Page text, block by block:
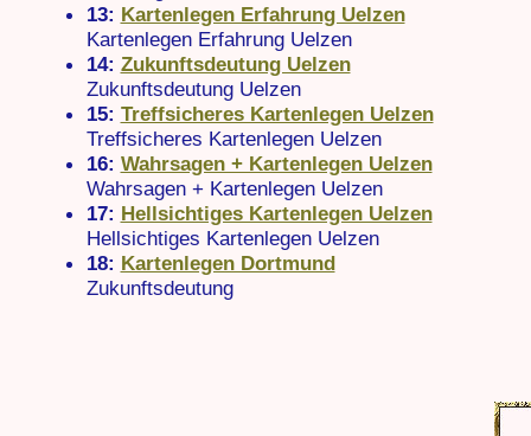
13: Kartenlegen Erfahrung Uelzen
Kartenlegen Erfahrung Uelzen
14: Zukunftsdeutung Uelzen
Zukunftsdeutung Uelzen
15: Treffsicheres Kartenlegen Uelzen
Treffsicheres Kartenlegen Uelzen
16: Wahrsagen + Kartenlegen Uelzen
Wahrsagen + Kartenlegen Uelzen
17: Hellsichtiges Kartenlegen Uelzen
Hellsichtiges Kartenlegen Uelzen
18: Kartenlegen Dortmund
Zukunftsdeutung